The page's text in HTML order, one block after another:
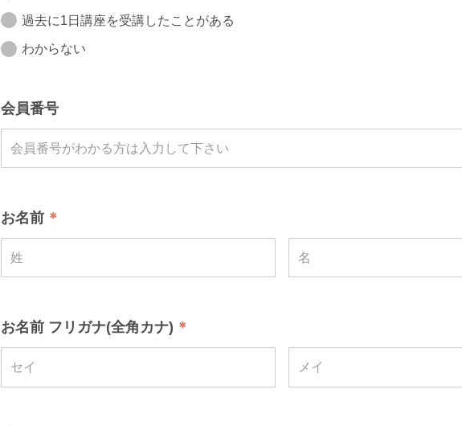
過去に1日講座を受講したことがある
わからない
会員番号
お名前
お名前 フリガナ(全角カナ)